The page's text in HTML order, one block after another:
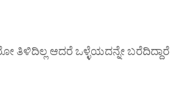
ತಿಳಿದಿಲ್ಲ ಆದರೆ ಒಳ್ಳೆಯದನ್ನೇ ಬರೆದಿದ್ದಾರೆ